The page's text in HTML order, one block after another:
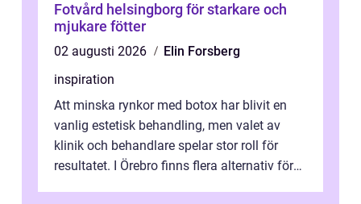
Fotvård helsingborg för starkare och
mjukare fötter
02 augusti 2026
Elin Forsberg
inspiration
Att minska rynkor med botox har blivit en
vanlig estetisk behandling, men valet av
klinik och behandlare spelar stor roll för
resultatet. I Örebro finns flera alternativ för